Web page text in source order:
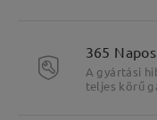
365
A gyártási
teljes körű